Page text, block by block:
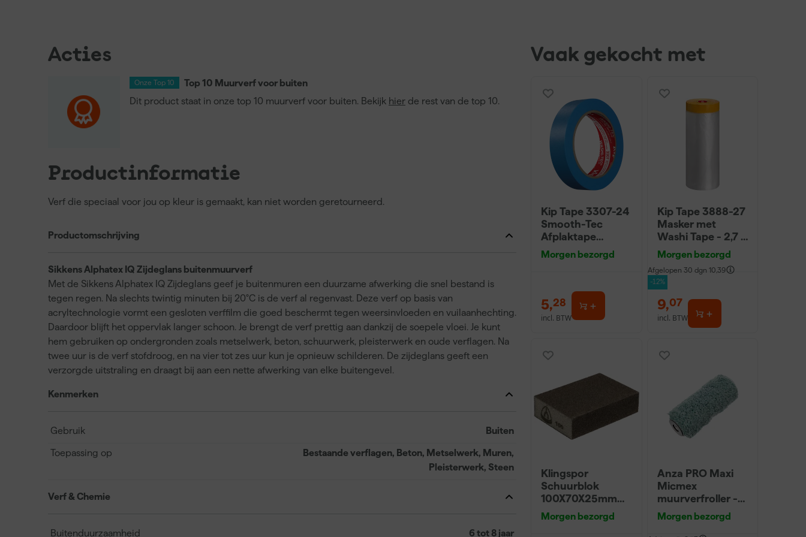
Acties
Onze Top 10
Top 10 Muurverf voor buiten
Dit product staat in onze top 10 muurverf voor buiten. Bekijk hier de rest van de top 10.
Productinformatie
Verf die speciaal voor jou op kleur is gemaakt, kan niet worden geretourneerd.
Productomschrijving
Sikkens Alphatex IQ Zijdeglans buitenmuurverf
Met de Sikkens Alphatex IQ Zijdeglans geef je buitenmuren een duurzame afwerking die snel bestand is
tegen regen. Na slechts twintig minuten bij 20°C is de verf al regenvast. Deze verf op basis van
acryltechnologie vormt een gesloten verffilm die goed beschermt tegen weersinvloeden en vuilaanhechting.
Daardoor blijft het oppervlak langer schoon. Je brengt de verf prettig aan dankzij de soepele vloei. Je kunt
hem gebruiken op ondergronden zoals metselwerk, beton, schuurwerk, pleisterwerk en oude verflagen. Na
twee uur is de verf stofdroog, en na vier tot zes uur kun je opnieuw schilderen. De zijdeglans geeft een
verzorgde uitstraling en draagt bij aan een nette afwerking van elke buitengevel.
Kenmerken
Gebruik Buiten
Toepassing op
Bestaande verflagen, Beton, Metselwerk, Muren,
Pleisterwerk, Steen
Verf & Chemie
Buitenduurzaamheid 6 tot 8 jaar
Vaak gekocht met
Kip Tape 3307-24
Smooth-Tec
Afplaktape
Buitengebruik -
24mm x 50m
Morgen bezorgd
5,28
incl. BTW
Kip Tape 3888-27
Masker met
Washi Tape - 2,7 x
20m
Morgen bezorgd
Afgelopen 30 dgn 10,39
-12%
9,07
incl. BTW
Klingspor
Schuurblok
100X70X25mm
Sk 500 P220
Morgen bezorgd
Anza PRO Maxi
Micmex
muurverfroller -
18cm
Morgen bezorgd